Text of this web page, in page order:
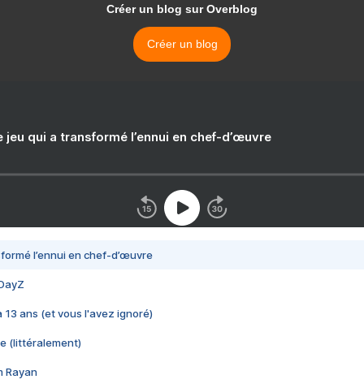
Créer un blog sur Overblog
Créer un blog
jeu qui a transformé l’ennui en chef-d’œuvre
l’ennui en chef-d’œuvre
13 ans (et vous l'avez ignoré)
(littéralement)
Rayan